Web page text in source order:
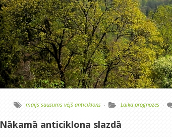
maijs sausums vējš anticiklons · Laika prognozes ·
Nākamā anticiklona slazdā